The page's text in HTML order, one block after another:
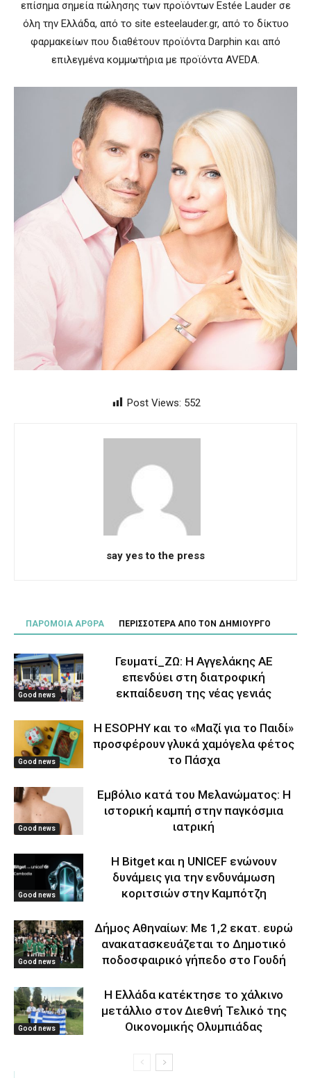
επίσημα σημεία πώλησης των προϊόντων Estée Lauder σε
όλη την Ελλάδα, από το site esteelauder.gr, από το δίκτυο
φαρμακείων που διαθέτουν προϊόντα Darphin και από
επιλεγμένα κομμωτήρια με προϊόντα AVEDA.
Post Views: 552
say yes to the press
ΠΑΡΟΜΟΙΑ ΑΡΘΡΑ ΠΕΡΙΣΣΟΤΕΡΑ ΑΠΟ ΤΟΝ ΔΗΜΙΟΥΡΓΟ
Good news
Γευματί_ΖΩ: Η Αγγελάκης ΑΕ
επενδύει στη διατροφική
εκπαίδευση της νέας γενιάς
Good news
Η ESOPHY και το «Μαζί για το Παιδί»
προσφέρουν γλυκά χαμόγελα φέτος
το Πάσχα
Good news
Εμβόλιο κατά του Μελανώματος: Η
ιστορική καμπή στην παγκόσμια
ιατρική
Good news
Η Bitget και η UNICEF ενώνουν
δυνάμεις για την ενδυνάμωση
κοριτσιών στην Καμπότζη
Good news
Δήμος Αθηναίων: Με 1,2 εκατ. ευρώ
ανακατασκευάζεται το Δημοτικό
ποδοσφαιρικό γήπεδο στο Γουδή
Good news
Η Ελλάδα κατέκτησε το χάλκινο
μετάλλιο στον Διεθνή Τελικό της
Οικονομικής Ολυμπιάδας